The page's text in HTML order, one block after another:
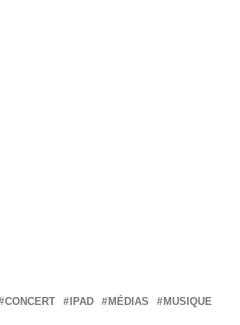
CONCERT IPAD MÉDIAS MUSIQUE